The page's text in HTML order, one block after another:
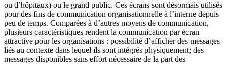
ou d’hôpitaux) ou le grand public. Ces écrans sont désormais utilisés
pour des fins de communication organisationnelle à l’interne depuis
peu de temps. Comparées à d’autres moyens de communication,
plusieurs caractéristiques rendent la communication par écran
attractive pour les organisations : possibilité d’afficher des messages
liés au contexte dans lequel ils sont intégrés physiquement; des
messages disponibles sans effort nécessaire de la part des